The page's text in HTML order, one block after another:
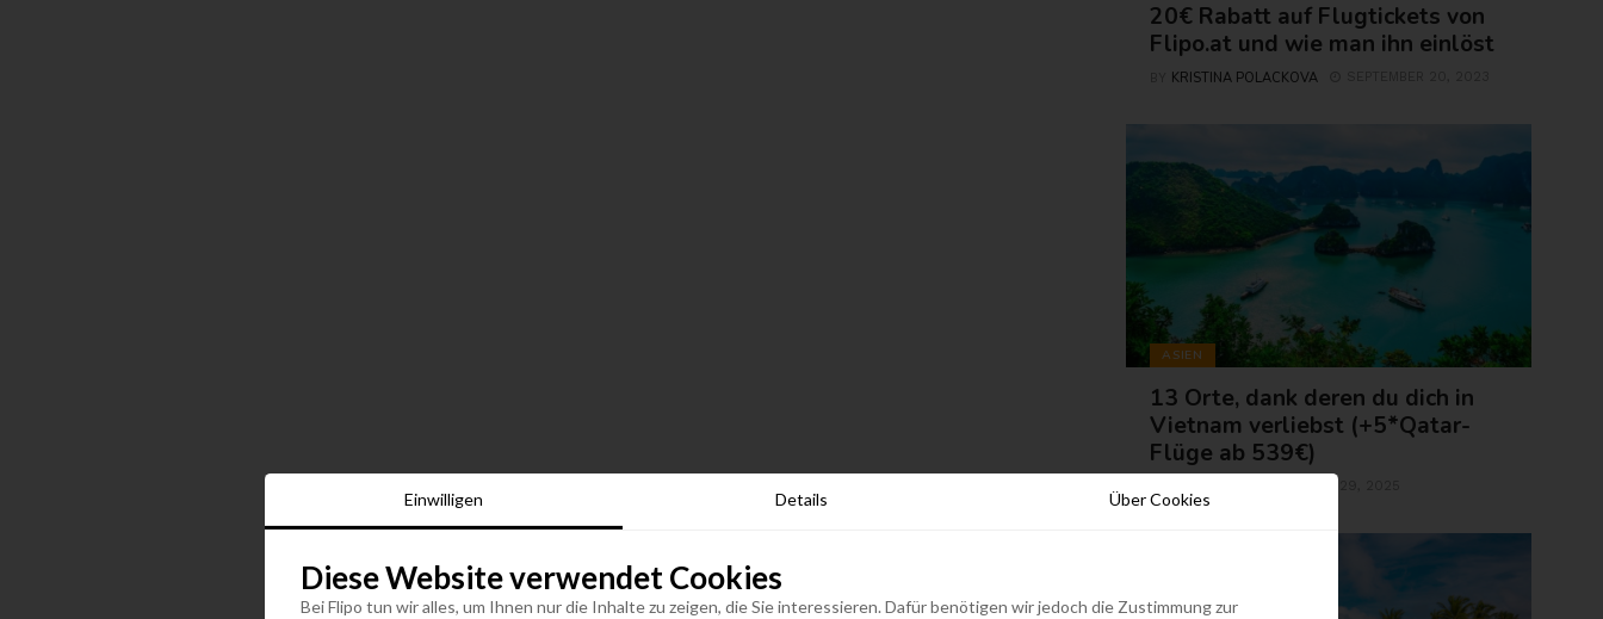
20€ Rabatt auf Flugtickets von
Flipo.at und wie man ihn einlöst
KRISTINA POLACKOVA
ASIEN
13 Orte, dank deren du dich in
Vietnam verliebst (+5*Qatar-
Flüge ab 539€)
Einwilligen Details Über Cookies
Diese Website verwendet Cookies
Bei Flipo tun wir alles, um Ihnen nur die Inhalte zu zeigen, die Sie interessieren. Dafür benötigen wir jedoch die Zustimmung zur